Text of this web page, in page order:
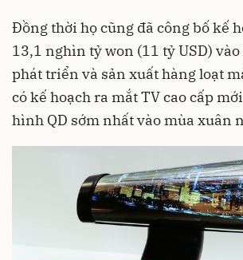
Đồng thời họ cũng đã công bố kế
13,1 nghìn tỷ won (11 tỷ USD)
phát triển và sản xuất hàng loạt
có kế hoạch ra mắt TV cao cấp
hình QD sớm nhất vào mùa xuân